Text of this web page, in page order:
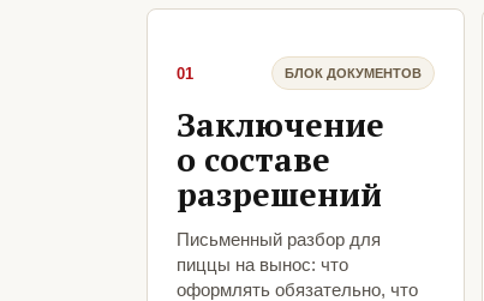
01 БЛОК ДОКУМЕНТОВ
Заключение
о составе
разрешений
Письменный разбор для
пиццы на вынос: что
оформлять обязательно, что